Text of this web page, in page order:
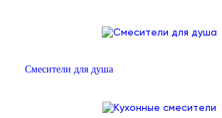
Смесители для душа